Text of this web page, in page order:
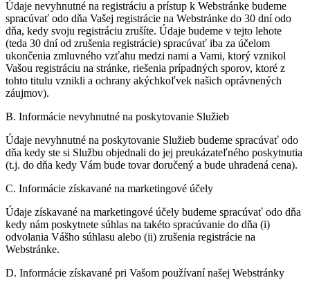
Údaje nevyhnutné na registráciu a prístup k Webstránke budeme
spracúvať odo dňa Vašej registrácie na Webstránke do 30 dní odo
dňa, kedy svoju registráciu zrušíte. Údaje budeme v tejto lehote
(teda 30 dní od zrušenia registrácie) spracúvať iba za účelom
ukončenia zmluvného vzťahu medzi nami a Vami, ktorý vznikol
Vašou registráciu na stránke, riešenia prípadných sporov, ktoré z
tohto titulu vznikli a ochrany akýchkoľvek našich oprávnených
záujmov).
B. Informácie nevyhnutné na poskytovanie Služieb
Údaje nevyhnutné na poskytovanie Služieb budeme spracúvať odo
dňa kedy ste si Službu objednali do jej preukázateľného poskytnutia
(t.j. do dňa kedy Vám bude tovar doručený a bude uhradená cena).
C. Informácie získavané na marketingové účely
Údaje získavané na marketingové účely budeme spracúvať odo dňa
kedy nám poskytnete súhlas na takéto spracúvanie do dňa (i)
odvolania Vášho súhlasu alebo (ii) zrušenia registrácie na
Webstránke.
D. Informácie získavané pri Vašom používaní našej Webstránky